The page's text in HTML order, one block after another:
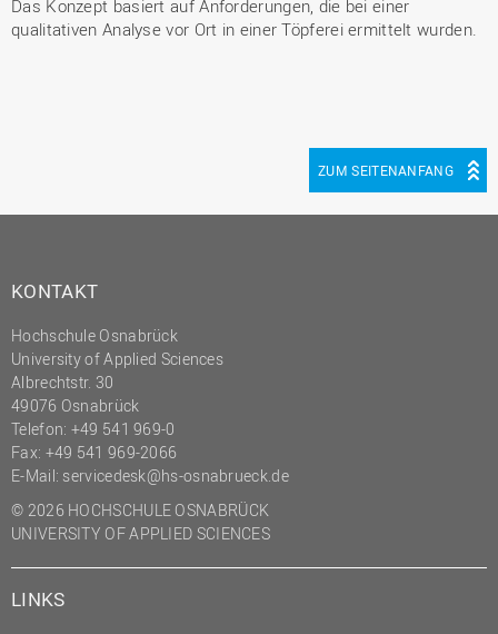
Das Konzept basiert auf Anforderungen, die bei einer
qualitativen Analyse vor Ort in einer Töpferei ermittelt wurden.
ZUM SEITENANFANG
KONTAKT
Hochschule Osnabrück
University of Applied Sciences
Albrechtstr. 30
49076 Osnabrück
Telefon: +49 541 969-0
Fax: +49 541 969-2066
E-Mail: servicedesk@hs-osnabrueck.de
© 2026 HOCHSCHULE OSNABRÜCK
UNIVERSITY OF APPLIED SCIENCES
LINKS